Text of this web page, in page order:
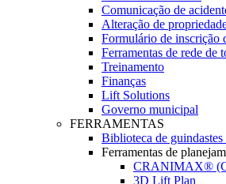
Comunicação de
Alteração de
Formulário de inscrição
Ferramentas de rede de
Treinamento
Finanças
Lift Solutions
Governo municipal
FERRAMENTAS
Biblioteca de guindastes
Ferramentas de
CRANIMAX®
3D Lift Plan